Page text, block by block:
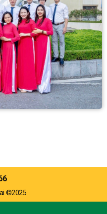
©2025